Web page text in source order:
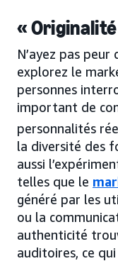
«
N’ayez pas
explorez le
personnes
important de
personnalités
la diversité des
aussi
telles que le
généré par les
ou la
authenticité
auditoires, ce